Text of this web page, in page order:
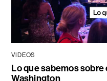
VIDEOS
Lo que sabemos sobre
Washington